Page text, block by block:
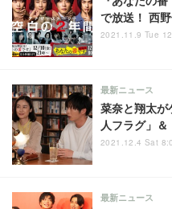
で放送！ 西
2021.11.9 Tue
菜奈と翔太が
人フラグ」
最新ニュース
2021.12.4 Sat
最新ニュース